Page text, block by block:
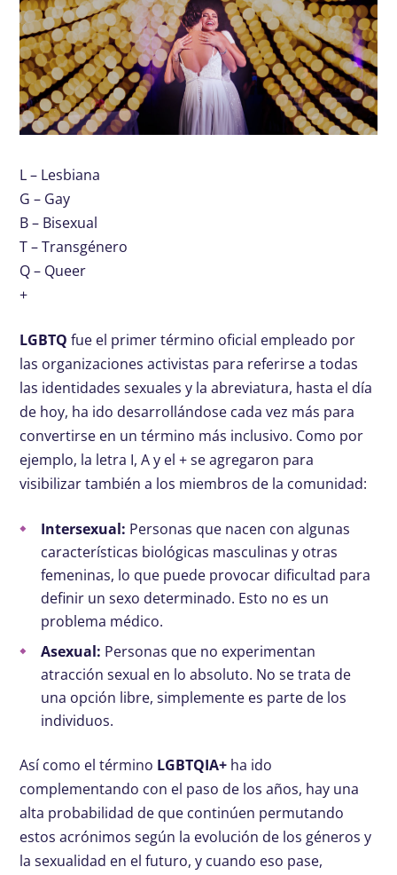
L – Lesbiana
G – Gay
B – Bisexual
T – Transgénero
Q – Queer
+
LGBTQ fue el primer término oficial empleado por
las organizaciones activistas para referirse a todas
las identidades sexuales y la abreviatura, hasta el día
de hoy, ha ido desarrollándose cada vez más para
convertirse en un término más inclusivo. Como por
ejemplo, la letra I, A y el + se agregaron para
visibilizar también a los miembros de la comunidad:
Intersexual: Personas que nacen con algunas
características biológicas masculinas y otras
femeninas, lo que puede provocar dificultad para
definir un sexo determinado. Esto no es un
problema médico.
Asexual: Personas que no experimentan
atracción sexual en lo absoluto. No se trata de
una opción libre, simplemente es parte de los
individuos.
Así como el término LGBTQIA+ ha ido
complementando con el paso de los años, hay una
alta probabilidad de que continúen permutando
estos acrónimos según la evolución de los géneros y
la sexualidad en el futuro, y cuando eso pase,